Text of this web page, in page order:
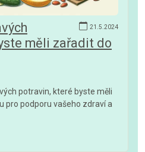
21.5.2024
měli zařadit do
potravin, které byste měli
pro podporu vašeho zdraví a